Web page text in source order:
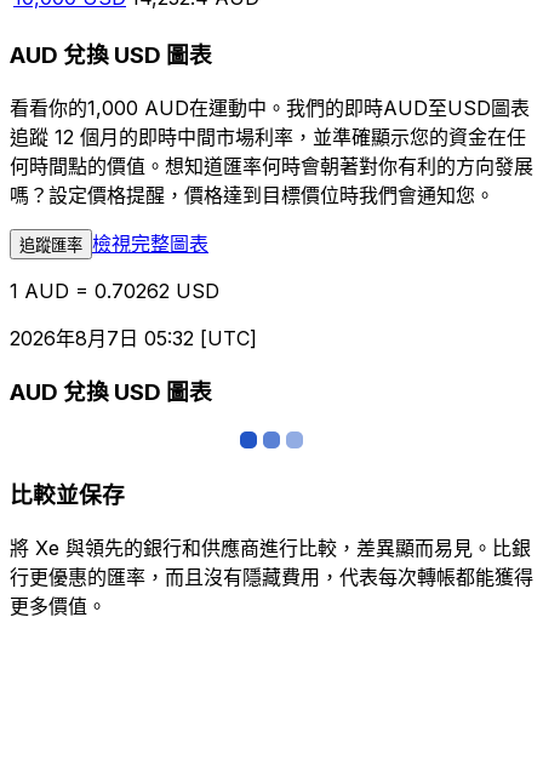
AUD 兌換 USD 圖表
看看你的1,000 AUD在運動中。我們的即時AUD至USD圖表
追蹤 12 個月的即時中間市場利率，並準確顯示您的資金在任
何時間點的價值。想知道匯率何時會朝著對你有利的方向發展
嗎？設定價格提醒，價格達到目標價位時我們會通知您。
追蹤匯率 檢視完整圖表
1 AUD = 0.70262 USD
2026年8月7日 05:32 [UTC]
AUD 兌換 USD 圖表
比較並保存
將 Xe 與領先的銀行和供應商進行比較，差異顯而易見。比銀
行更優惠的匯率，而且沒有隱藏費用，代表每次轉帳都能獲得
更多價值。